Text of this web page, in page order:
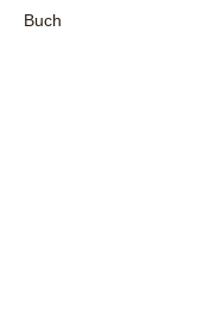
Buch